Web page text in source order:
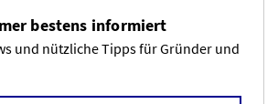
bestens informiert
und nützliche Tipps für Gründer und